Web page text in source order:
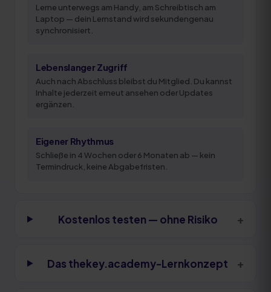
Lerne unterwegs am Handy, am Schreibtisch am
Laptop — dein Lernstand wird sekundengenau
synchronisiert.
Lebenslanger Zugriff
Auch nach Abschluss bleibst du Mitglied. Du kannst
Inhalte jederzeit erneut ansehen oder Updates
ergänzen.
Eigener Rhythmus
Schließe in 4 Wochen oder 6 Monaten ab — kein
Termindruck, keine Abgabefristen.
Kostenlos testen — ohne Risiko +
Das thekey.academy-Lernkonzept +